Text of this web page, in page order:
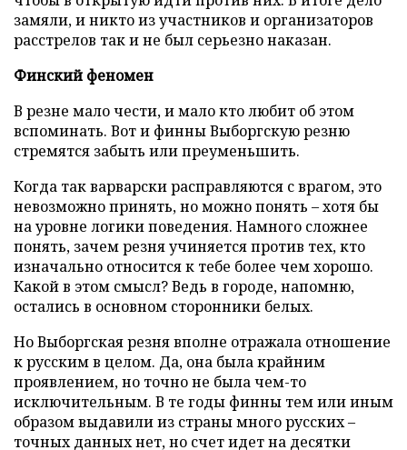
замяли, и никто из участников и организаторов
расстрелов так и не был серьезно наказан.
Финский феномен
В резне мало чести, и мало кто любит об этом
вспоминать. Вот и финны Выборгскую резню
стремятся забыть или преуменьшить.
Когда так варварски расправляются с врагом, это
невозможно принять, но можно понять – хотя бы
на уровне логики поведения. Намного сложнее
понять, зачем резня учиняется против тех, кто
изначально относится к тебе более чем хорошо.
Какой в этом смысл? Ведь в городе, напомню,
остались в основном сторонники белых.
Но Выборгская резня вполне отражала отношение
к русским в целом. Да, она была крайним
проявлением, но точно не была чем-то
исключительным. В те годы финны тем или иным
образом выдавили из страны много русских –
точных данных нет, но счет идет на десятки